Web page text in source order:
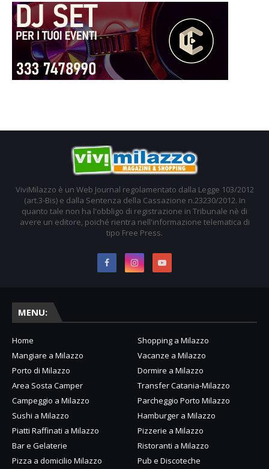
ViviMilazzo è un Web Journal regolamentato dalla Legge 103/2012
(art.3-Bis) e dalla Sentenza della Cassazione n.23230/2012. In
quanto tale non ha l'obbligo di registrazione in Tribunale nè di
avere un editore, poiché rientra nell'informazione telematica di
tipo Free Press.
MENU:
Home
Shopping a Milazzo
Mangiare a Milazzo
Vacanze a Milazzo
Porto di Milazzo
Dormire a Milazzo
Area Sosta Camper
Transfer Catania-Milazzo
Campeggio a Milazzo
Parcheggio Porto Milazzo
Sushi a Milazzo
Hamburger a Milazzo
Piatti Raffinati a Milazzo
Pizzerie a Milazzo
Bar e Gelaterie
Ristoranti a Milazzo
Pizza a domicilio Milazzo
Pub e Discoteche